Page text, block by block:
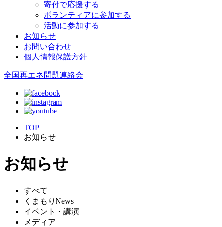
寄付で応援する
ボランティアに参加する
活動に参加する
お知らせ
お問い合わせ
個人情報保護方針
全国再エネ問題連絡会
TOP
お知らせ
お知らせ
すべて
くまもりNews
イベント・講演
メディア